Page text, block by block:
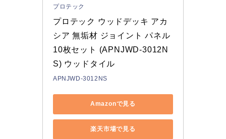
プロテック
プロテック ウッドデッキ アカ
シア 無垢材 ジョイント パネル
10枚セット (APNJWD-3012N
S) ウッドタイル
APNJWD-3012NS
Amazonで見る
楽天市場で見る